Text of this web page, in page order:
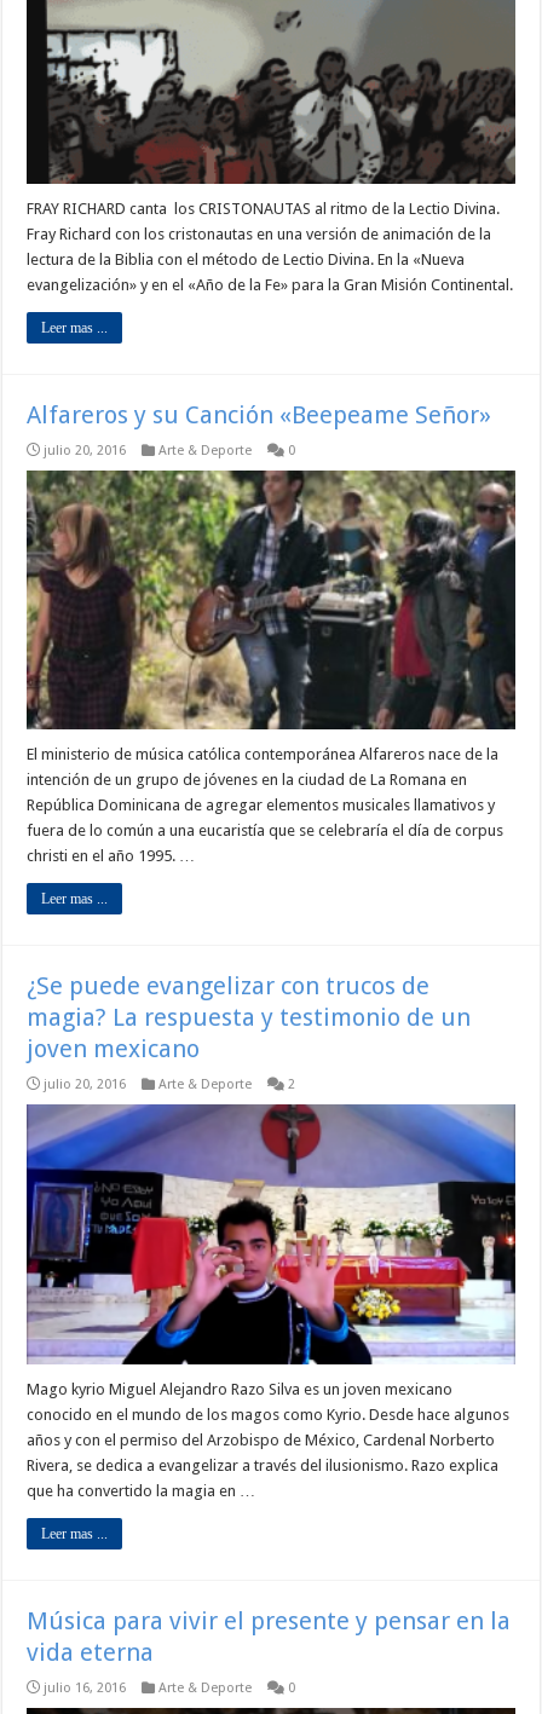
FRAY RICHARD canta los CRISTONAUTAS al ritmo de la Lectio Divina.
Fray Richard con los cristonautas en una versión de animación de la
lectura de la Biblia con el método de Lectio Divina. En la «Nueva
evangelización» y en el «Año de la Fe» para la Gran Misión Continental.
Leer mas ...
Alfareros y su Canción «Beepeame Señor»
julio 20, 2016 Arte & Deporte 0
El ministerio de música católica contemporánea Alfareros nace de la
intención de un grupo de jóvenes en la ciudad de La Romana en
República Dominicana de agregar elementos musicales llamativos y
fuera de lo común a una eucaristía que se celebraría el día de corpus
christi en el año 1995. …
Leer mas ...
¿Se puede evangelizar con trucos de
magia? La respuesta y testimonio de un
joven mexicano
julio 20, 2016 Arte & Deporte 2
Mago kyrio Miguel Alejandro Razo Silva es un joven mexicano
conocido en el mundo de los magos como Kyrio. Desde hace algunos
años y con el permiso del Arzobispo de México, Cardenal Norberto
Rivera, se dedica a evangelizar a través del ilusionismo. Razo explica
que ha convertido la magia en …
Leer mas ...
Música para vivir el presente y pensar en la
vida eterna
julio 16, 2016 Arte & Deporte 0